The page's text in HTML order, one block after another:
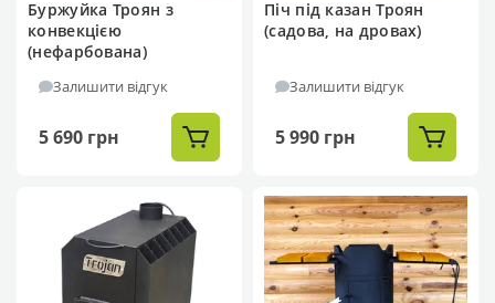
Буржуйка Троян з
конвекцією
(нефарбована)
Залишити відгук
5 690 грн
Піч під казан Троян
(садова, на дровах)
Залишити відгук
5 990 грн